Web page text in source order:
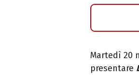
Martedì 20
presentare